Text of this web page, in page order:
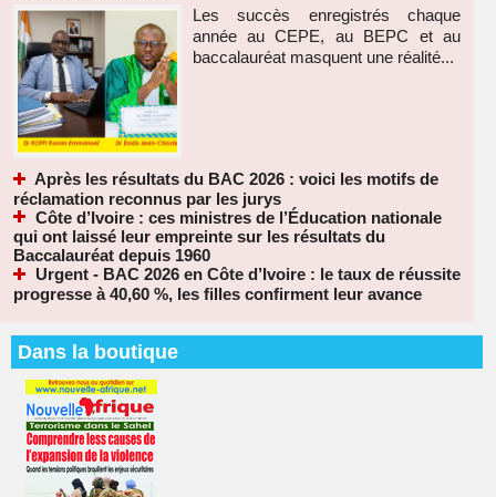
Les succès enregistrés chaque
année au CEPE, au BEPC et au
baccalauréat masquent une réalité...
Après les résultats du BAC 2026 : voici les motifs de
réclamation reconnus par les jurys
Côte d’Ivoire : ces ministres de l’Éducation nationale
qui ont laissé leur empreinte sur les résultats du
Baccalauréat depuis 1960
Urgent - BAC 2026 en Côte d’Ivoire : le taux de réussite
progresse à 40,60 %, les filles confirment leur avance
Dans la boutique